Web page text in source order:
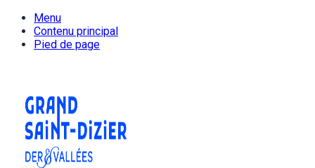
Menu
Contenu principal
Pied de page